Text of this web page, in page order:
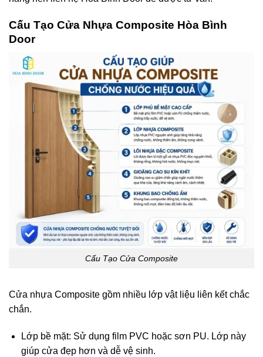
Cấu Tạo Cửa Nhựa Composite Hòa Bình
Door
Cấu Tạo Cửa Composite
Cửa nhựa Composite gồm nhiều lớp vật liệu liên kết chắc
chắn.
Lớp bề mặt: Sử dụng film PVC hoặc sơn PU. Lớp này
giúp cửa đẹp hơn và dễ vệ sinh.